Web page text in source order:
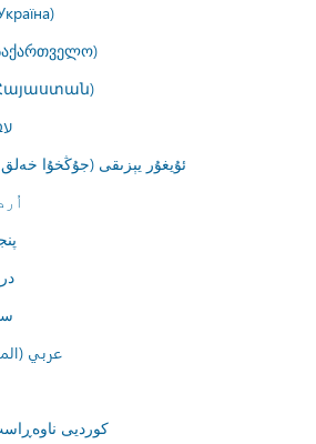
ئۇيغۇر يېزىقى (جۇڭخۇا
عربي
کوردیی